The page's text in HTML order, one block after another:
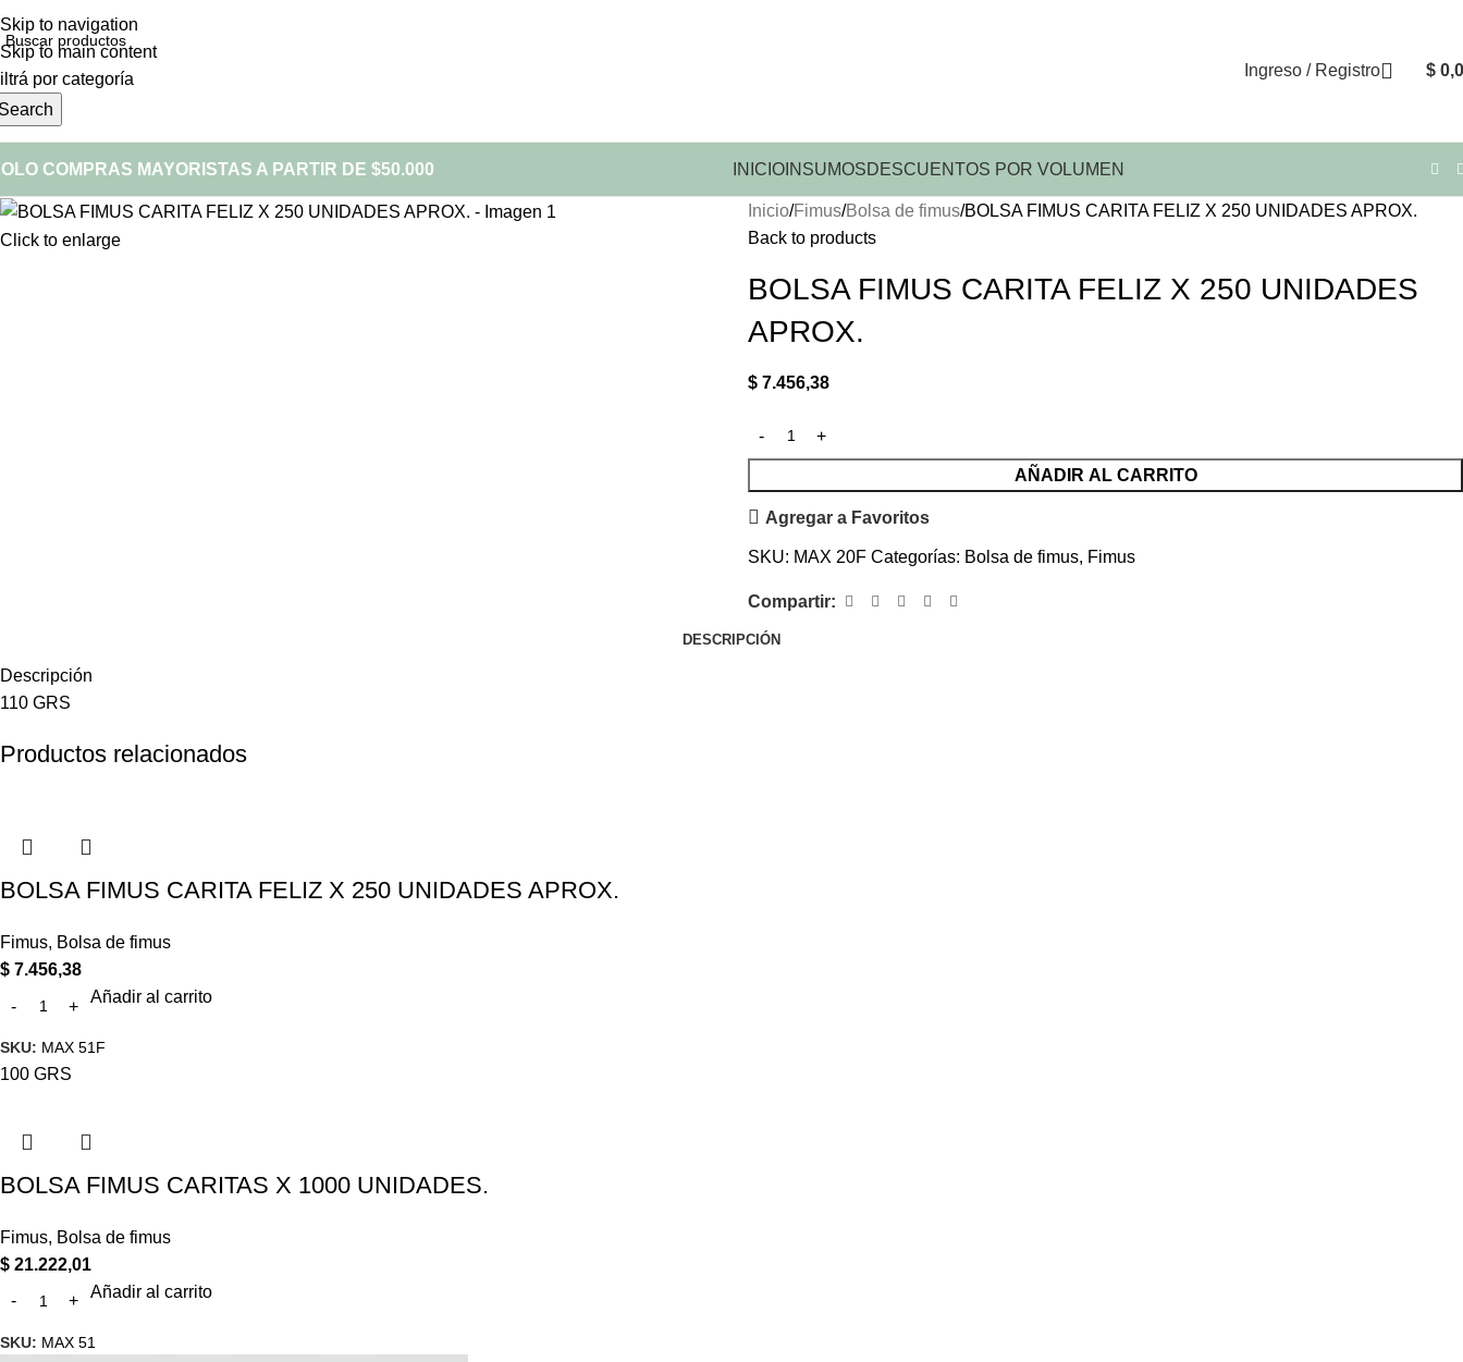
Skip to navigation
Skip to main content
por categoría
Ingreso / Registro $
COMPRAS MAYORISTAS A PARTIR DE $50.000 INICIOINSUMOSDESCUENTOS POR VOLUMEN
Click to enlarge
Inicio Fimus Bolsa de fimus BOLSA FIMUS CARITA FELIZ X 250 UNIDADES APROX.
Back to products
BOLSA FIMUS CARITA FELIZ X 250 UNIDADES
APROX.
$ 7.456,38
AÑADIR AL CARRITO
Agregar a Favoritos
SKU: MAX 20F Categorías: Bolsa de fimus, Fimus
Compartir:
DESCRIPCIÓN
Descripción
110 GRS
Productos relacionados
BOLSA FIMUS CARITA FELIZ X 250 UNIDADES APROX.
Fimus, Bolsa de fimus
$ 7.456,38
Añadir al carrito
SKU: MAX 51F
100 GRS
BOLSA FIMUS CARITAS X 1000 UNIDADES.
Fimus, Bolsa de fimus
$ 21.222,01
Añadir al carrito
SKU: MAX 51